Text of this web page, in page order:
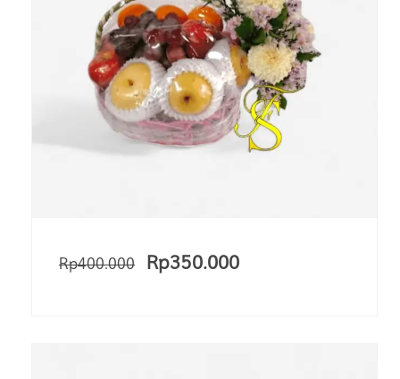
Rp400.000 Rp350.000